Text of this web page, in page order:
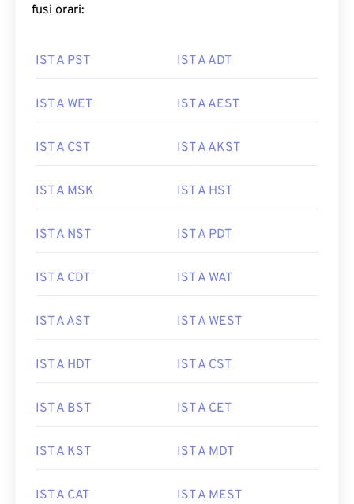
fusi orari:
IST A PST IST A ADT
IST A WET IST A AEST
IST A CST IST A AKST
IST A MSK IST A HST
IST A NST IST A PDT
IST A CDT IST A WAT
IST A AST IST A WEST
IST A HDT IST A CST
IST A BST IST A CET
IST A KST IST A MDT
IST A CAT IST A MEST